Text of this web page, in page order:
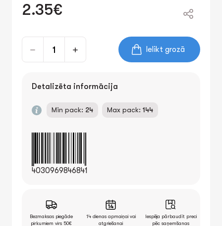
2.35€
Ielikt grozā
Detalizēta informācija
Min pack: 24 Max pack: 144
4030969846841
Bezmaksas piegāde
pirkumiem virs 50€
14 dienas apmaiņai vai
atgriešanai
Iespēja pārbaudīt preci
pēc saņemšanas